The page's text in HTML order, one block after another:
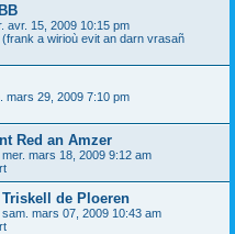
avr. 15, 2009 10:15 pm
a wirioù evit an darn vrasañ
mars 29, 2009 7:10 pm
Red an Amzer
mer. mars 18, 2009 9:12 am
de Ploeren
sam. mars 07, 2009 10:43 am